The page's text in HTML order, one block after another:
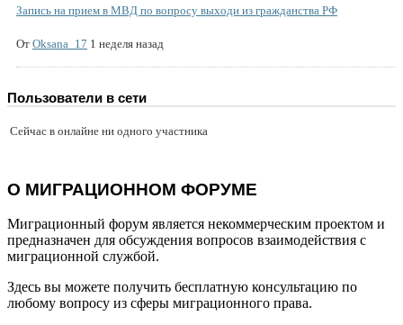
Запись на прием в МВД по вопросу выходи из гражданства РФ
От Oksana_17 1 неделя назад
Пользователи в сети
Сейчас в онлайне ни одного участника
О МИГРАЦИОННОМ ФОРУМЕ
Миграционный форум является некоммерческим проектом и
предназначен для обсуждения вопросов взаимодействия с
миграционной службой.
Здесь вы можете получить бесплатную консультацию по
любому вопросу из сферы миграционного права.